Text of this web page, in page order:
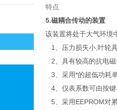
特点
5.磁耦合传动的装置
该装置将处于大气环境
1、压力损失小,叶轮
2、具有较高的抗电
3、采用*的超低功耗
4、仪表系数可由按
5、采用EEPROM对